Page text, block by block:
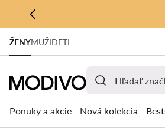
PREJSŤ NA HLAVNÝ OBSAH
PREJSŤ NA VYHĽADÁVANIE
ŽENYMUŽIDETI
Ponuky a akcie Nová kolekcia